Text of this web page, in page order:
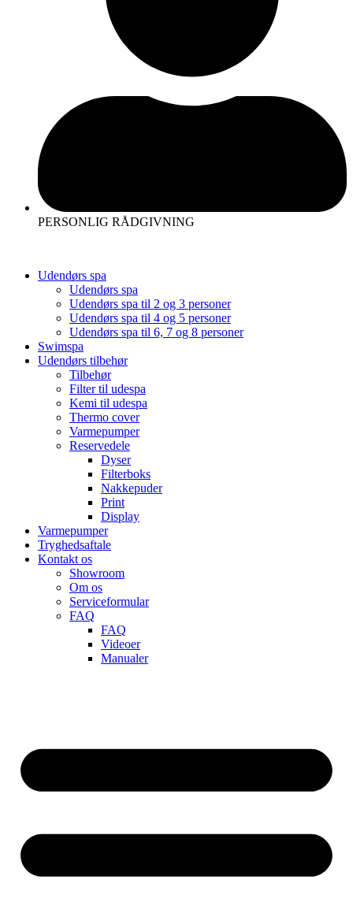
PERSONLIG RÅDGIVNING
Udendørs spa
Udendørs spa
Udendørs spa til 2 og 3 personer
Udendørs spa til 4 og 5 personer
Udendørs spa til 6, 7 og 8 personer
Swimspa
Udendørs tilbehør
Tilbehør
Filter til udespa
Kemi til udespa
Thermo cover
Varmepumper
Reservedele
Dyser
Filterboks
Nakkepuder
Print
Display
Varmepumper
Tryghedsaftale
Kontakt os
Showroom
Om os
Serviceformular
FAQ
FAQ
Videoer
Manualer